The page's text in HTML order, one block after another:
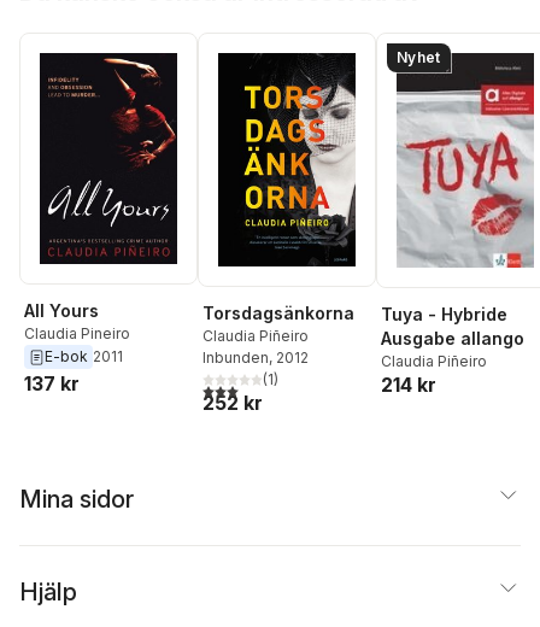
All Yours
Claudia Pineiro
E-bok 2011
137 kr
Torsdagsänkorna
Claudia Piñeiro
Inbunden, 2012
3,0utav 5 stjärnor. Totalt antal röster:
(1)
252 kr
Nyhet
Tuya - Hybride
Ausgabe allango
Claudia Piñeiro
214 kr
Mina sidor
Hjälp